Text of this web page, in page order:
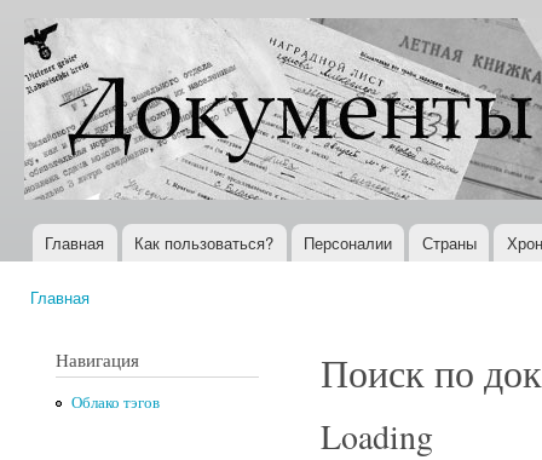
Документы
XX века
Всемирная
история в
Интернете
Главное меню
Главная Как пользоваться? Персоналии Страны
Главная
Навигация
Облако тэгов
Поиск по
Loading